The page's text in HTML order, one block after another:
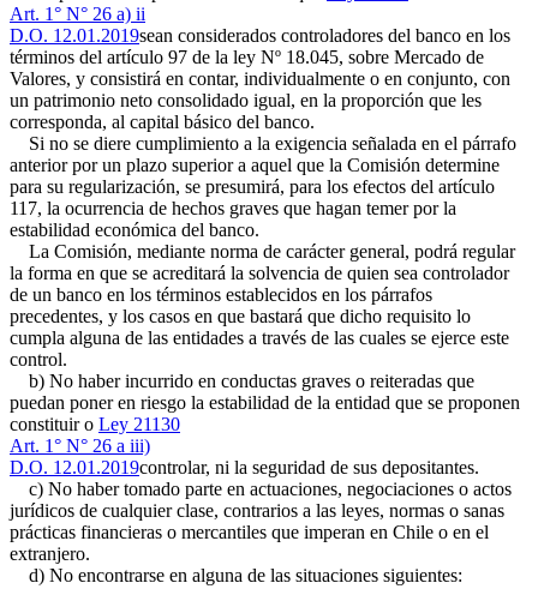
Art. 1° N° 26 a) ii
D.O. 12.01.2019sean considerados controladores del banco en los
términos del artículo 97 de la ley Nº 18.045, sobre Mercado de
Valores, y consistirá en contar, individualmente o en conjunto, con
un patrimonio neto consolidado igual, en la proporción que les
corresponda, al capital básico del banco.
Si no se diere cumplimiento a la exigencia señalada en el párrafo
anterior por un plazo superior a aquel que la Comisión determine
para su regularización, se presumirá, para los efectos del artículo
117, la ocurrencia de hechos graves que hagan temer por la
estabilidad económica del banco.
La Comisión, mediante norma de carácter general, podrá regular
la forma en que se acreditará la solvencia de quien sea controlador
de un banco en los términos establecidos en los párrafos
precedentes, y los casos en que bastará que dicho requisito lo
cumpla alguna de las entidades a través de las cuales se ejerce este
control.
b) No haber incurrido en conductas graves o reiteradas que
puedan poner en riesgo la estabilidad de la entidad que se proponen
constituir o Ley 21130
Art. 1° N° 26 a iii)
D.O. 12.01.2019controlar, ni la seguridad de sus depositantes.
c) No haber tomado parte en actuaciones, negociaciones o actos
jurídicos de cualquier clase, contrarios a las leyes, normas o sanas
prácticas financieras o mercantiles que imperan en Chile o en el
extranjero.
d) No encontrarse en alguna de las situaciones siguientes: